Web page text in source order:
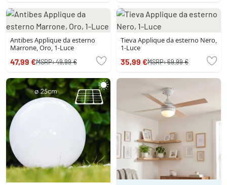
Antibes Applique da esterno
Marrone, Oro, 1-Luce
47,99 €MSRP:49,99 €
Tieva Applique da esterno Nero,
1-Luce
35,99 €MSRP:69,99 €